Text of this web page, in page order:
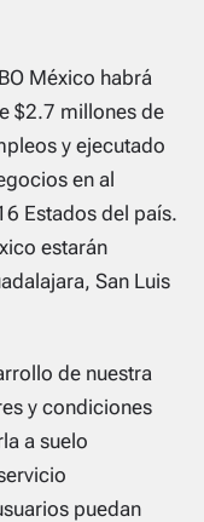
México habrá
$2.7 millones de
y ejecutado
en al
Estados del país.
estarán
San Luis
de nuestra
y condiciones
a suelo
puedan